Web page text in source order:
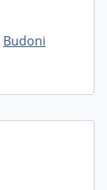
Budoni